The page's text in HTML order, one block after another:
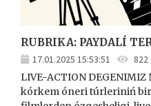
RUBRIKA: PAYDALÍ
17.01.2025 15:53:51 822
LIVE-ACTION DEGENIMIZ
kórkem óneri túrleriniń biri